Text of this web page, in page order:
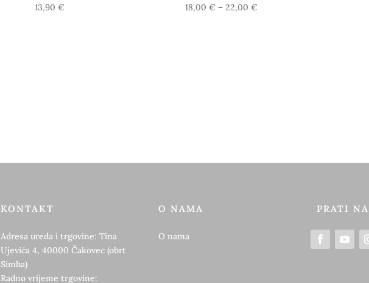
13,90 €
18,00 € – 22,00 €Raspon
KONTAKT
Adresa ureda i trgovine: Tina
Ujevića 4, 40000 Čakovec (obrt
Simha)
Radno vrijeme trgovine:
O NAMA
O nama
PRATI